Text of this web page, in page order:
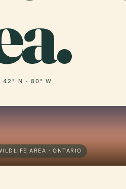
42° N · 80° W
AREA · ONTARIO